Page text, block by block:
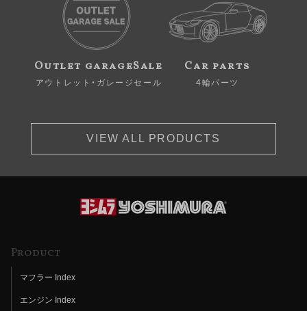
Outlet garageSale
アウトレット・ガレージセール
Car parts
4輪パーツ
VIEW ALL PRODUCTS
Product
マフラー Index
エンジン Index